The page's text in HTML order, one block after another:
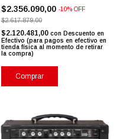
$2.356.090,00 -10% OFF
$2.617.879,00
$2.120.481,00 con Descuento en
Efectivo (para pagos en efectivo en
tienda física al momento de retirar
la compra)
Comprar